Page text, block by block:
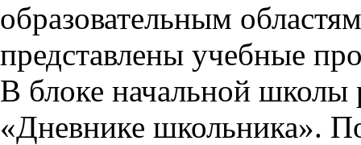
образовательным
представлены учебные
В блоке начальной школы
«Дневнике школьника».